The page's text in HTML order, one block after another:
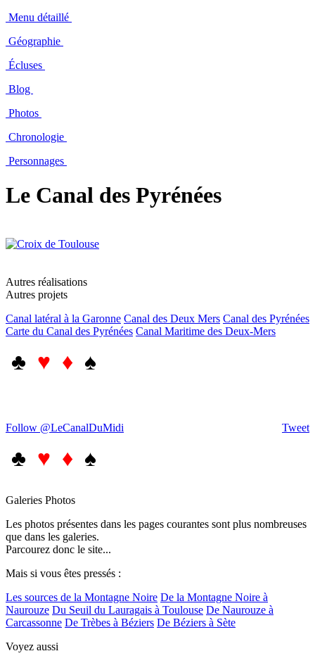
Menu détaillé
Géographie
Écluses
Blog
Photos
Chronologie
Personnages
Le Canal des Pyrénées
Autres réalisations
Autres projets
Canal latéral à la Garonne Canal des Deux Mers Canal des Pyrénées
Carte du Canal des Pyrénées Canal Maritime des Deux-Mers
♣ ♥ ♦ ♠
Tweet
Follow @LeCanalDuMidi
♣ ♥ ♦ ♠
Galeries Photos
Les photos présentes dans les pages courantes sont plus nombreuses
que dans les galeries.
Parcourez donc le site...
Mais si vous êtes pressés :
Les sources de la Montagne Noire De la Montagne Noire à
Naurouze Du Seuil du Lauragais à Toulouse De Naurouze à
Carcassonne De Trèbes à Béziers De Béziers à Sète
Voyez aussi